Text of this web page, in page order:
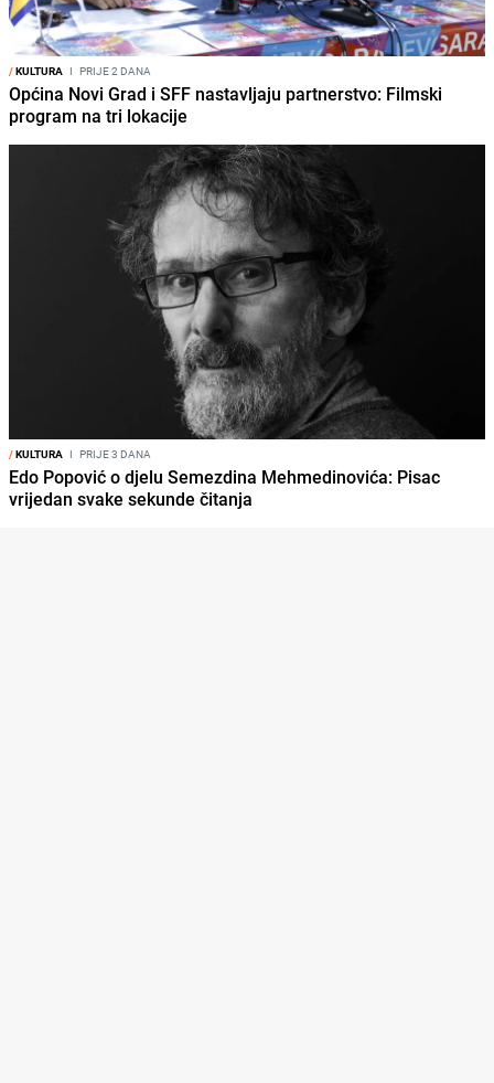
/KULTURA I PRIJE 2 DANA
Općina Novi Grad i SFF nastavljaju partnerstvo: Filmski
program na tri lokacije
/KULTURA I PRIJE 3 DANA
Edo Popović o djelu Semezdina Mehmedinovića: Pisac
vrijedan svake sekunde čitanja